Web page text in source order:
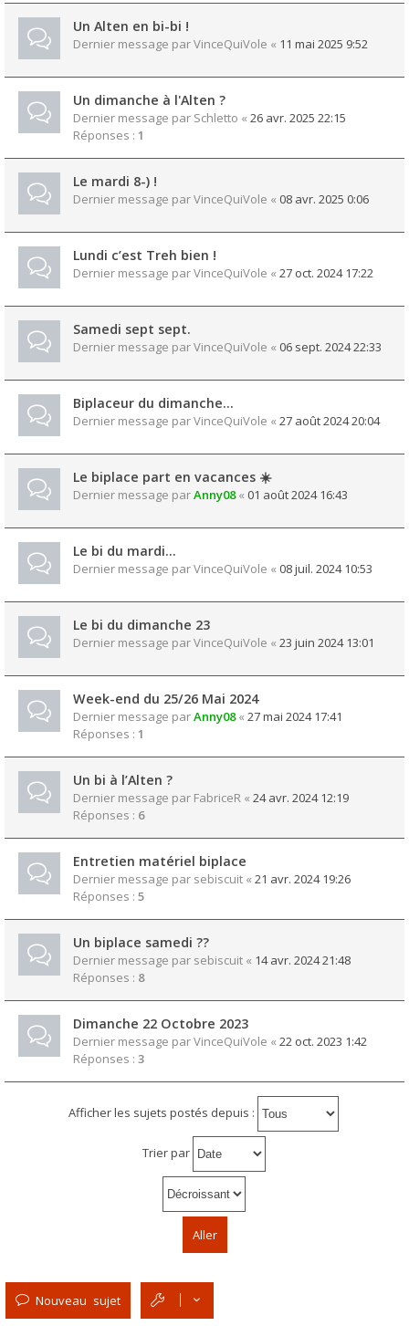
Un Alten en bi-bi !
Dernier message parVinceQuiVole « 11 mai 2025 9:52
Un dimanche à l'Alten ?
Dernier message par Schletto « 26 avr. 2025 22:15
Réponses : 1
Le mardi 8-) !
Dernier message parVinceQuiVole « 08 avr. 2025 0:06
Lundi c’est Treh bien !
Dernier message parVinceQuiVole « 27 oct. 2024 17:22
Samedi sept sept.
Dernier message parVinceQuiVole « 06 sept. 2024 22:33
Biplaceur du dimanche…
Dernier message parVinceQuiVole « 27 août 2024 20:04
Le biplace part en vacances ☀️
Dernier message parAnny08« 01 août 2024 16:43
Le bi du mardi…
Dernier message parVinceQuiVole « 08 juil. 2024 10:53
Le bi du dimanche 23
Dernier message parVinceQuiVole « 23 juin 2024 13:01
Week-end du 25/26 Mai 2024
Dernier message parAnny08« 27 mai 2024 17:41
Réponses : 1
Un bi à l’Alten ?
Dernier message par FabriceR « 24 avr. 2024 12:19
Réponses : 6
Entretien matériel biplace
Dernier message par sebiscuit « 21 avr. 2024 19:26
Réponses : 5
Un biplace samedi ??
Dernier message par sebiscuit « 14 avr. 2024 21:48
Réponses : 8
Dimanche 22 Octobre 2023
Dernier message parVinceQuiVole « 22 oct. 2023 1:42
Réponses : 3
Afficher les sujets postés depuis :
Trier par
Nouveau sujet